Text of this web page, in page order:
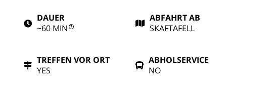
DAUER
~60 MIN
ABFAHRT AB
SKAFTAFELL
TREFFEN VOR ORT
YES
ABHOLSERVICE
NO